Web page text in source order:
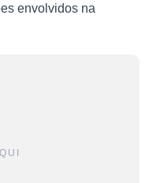
envolvidos na